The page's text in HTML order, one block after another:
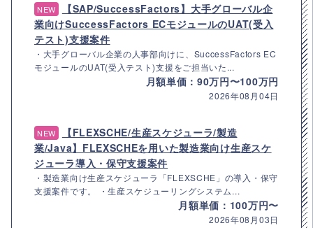
NEW
【SAP/SuccessFactors】大手グローバル企
業向けSuccessFactors ECモジュールのUAT(受入
テスト)支援案件
・大手グローバル企業の人事部向けに、SuccessFactors EC
モジュールのUAT(受入テスト)支援をご担当いた...
月額単価：90万円〜100万円
2026年08月04日
NEW
【FLEXSCHE/生産スケジューラ/製造
業/Java】FLEXSCHEを用いた製造業向け生産スケ
ジューラ導入・保守支援案件
・製造業向け生産スケジューラ「FLEXSCHE」の導入・保守
支援案件です。 ・生産スケジューリングシステム...
月額単価：100万円〜
2026年08月03日